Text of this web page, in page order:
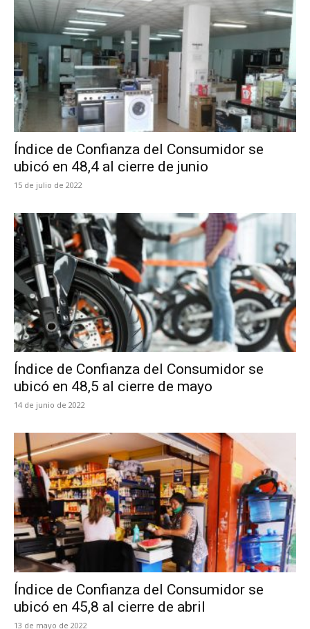
Índice de Confianza del Consumidor se
ubicó en 48,4 al cierre de junio
15 de julio de 2022
Índice de Confianza del Consumidor se
ubicó en 48,5 al cierre de mayo
14 de junio de 2022
Índice de Confianza del Consumidor se
ubicó en 45,8 al cierre de abril
13 de mayo de 2022